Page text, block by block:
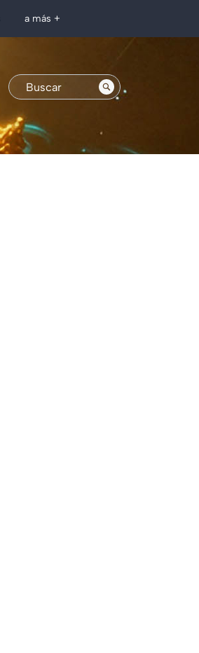
a más +